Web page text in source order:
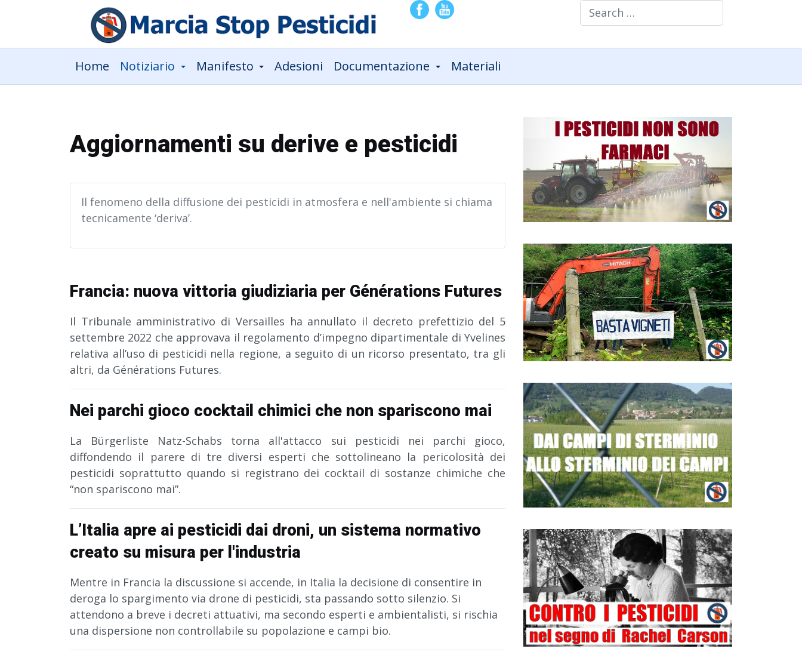
Search
Home Notiziario Manifesto Adesioni Documentazione Materiali
Aggiornamenti su derive e pesticidi
Il fenomeno della diffusione dei pesticidi in atmosfera e nell'ambiente si chiama
tecnicamente ‘deriva’.
Francia: nuova vittoria giudiziaria per Générations Futures
Il Tribunale amministrativo di Versailles ha annullato il decreto prefettizio del 5
settembre 2022 che approvava il regolamento d’impegno dipartimentale di Yvelines
relativa all’uso di pesticidi nella regione, a seguito di un ricorso presentato, tra gli
altri, da Générations Futures.
Nei parchi gioco cocktail chimici che non spariscono mai
La Bürgerliste Natz-Schabs torna all'attacco sui pesticidi nei parchi gioco,
diffondendo il parere di tre diversi esperti che sottolineano la pericolosità dei
pesticidi soprattutto quando si registrano dei cocktail di sostanze chimiche che
“non spariscono mai”.
L’Italia apre ai pesticidi dai droni, un sistema normativo
creato su misura per l'industria
Mentre in Francia la discussione si accende, in Italia la decisione di consentire in
deroga lo spargimento via drone di pesticidi, sta passando sotto silenzio. Si
attendono a breve i decreti attuativi, ma secondo esperti e ambientalisti, si rischia
una dispersione non controllabile su popolazione e campi bio.